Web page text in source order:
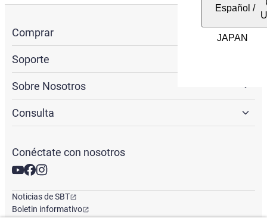
Español /
Comprar
Soporte
Sobre Nosotros
Consulta
Conéctate con nosotros
Noticias de SBT
Boletin informativo